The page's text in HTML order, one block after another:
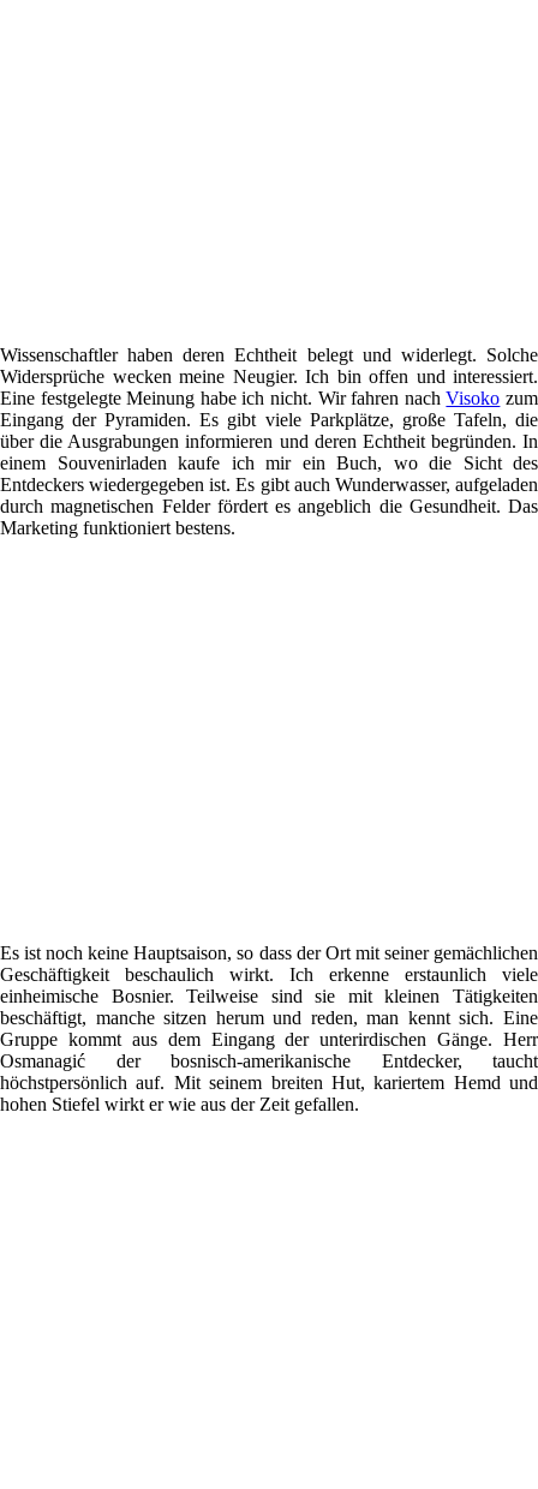
Wissenschaftler haben deren Echtheit belegt und widerlegt. Solche
Widersprüche wecken meine Neugier. Ich bin offen und interessiert.
Eine festgelegte Meinung habe ich nicht. Wir fahren nachVisoko zum
Eingang der Pyramiden. Es gibt viele Parkplätze, große Tafeln, die
über die Ausgrabungen informieren und deren Echtheit begründen. In
einem Souvenirladen kaufe ich mir ein Buch, wo die Sicht des
Entdeckers wiedergegeben ist. Es gibt auch Wunderwasser, aufgeladen
durch magnetischen Felder fördert es angeblich die Gesundheit. Das
Marketing funktioniert bestens.
Es ist noch keine Hauptsaison, so dass der Ort mit seiner gemächlichen
Geschäftigkeit beschaulich wirkt. Ich erkenne erstaunlich viele
einheimische Bosnier. Teilweise sind sie mit kleinen Tätigkeiten
beschäftigt, manche sitzen herum und reden, man kennt sich. Eine
Gruppe kommt aus dem Eingang der unterirdischen Gänge. Herr
Osmanagić der bosnisch-amerikanische Entdecker, taucht
höchstpersönlich auf. Mit seinem breiten Hut, kariertem Hemd und
hohen Stiefel wirkt er wie aus der Zeit gefallen.